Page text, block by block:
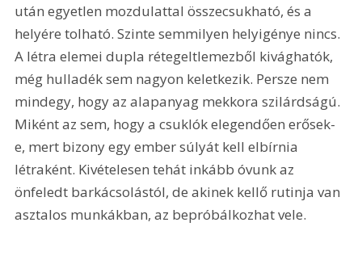
után egyetlen mozdulattal összecsukható, és a
helyére tolható. Szinte semmilyen helyigénye nincs.
A létra elemei dupla rétegeltlemezből kivághatók,
még hulladék sem nagyon keletkezik. Persze nem
mindegy, hogy az alapanyag mekkora szilárdságú.
Miként az sem, hogy a csuklók elegendően erősek-
e, mert bizony egy ember súlyát kell elbírnia
létraként. Kivételesen tehát inkább óvunk az
önfeledt barkácsolástól, de akinek kellő rutinja van
asztalos munkákban, az bepróbálkozhat vele.